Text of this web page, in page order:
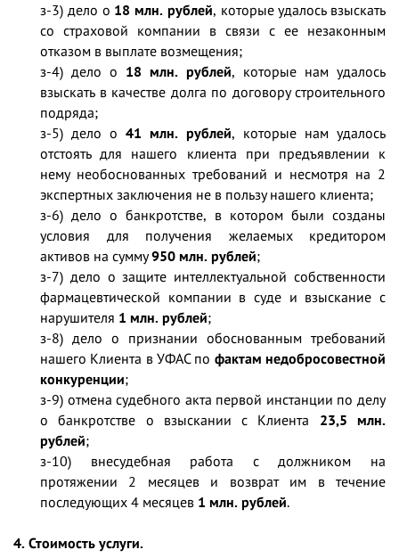
з-3) дело о 18 млн. рублей, которые удалось взыскать
со страховой компании в связи с ее незаконным
отказом в выплате возмещения;
з-4) дело о 18 млн. рублей, которые нам удалось
взыскать в качестве долга по договору строительного
подряда;
з-5) дело о 41 млн. рублей, которые нам удалось
отстоять для нашего клиента при предъявлении к
нему необоснованных требований и несмотря на 2
экспертных заключения не в пользу нашего клиента;
з-6) дело о банкротстве, в котором были созданы
условия для получения желаемых кредитором
активов на сумму950 млн. рублей;
з-7) дело о защите интеллектуальной собственности
фармацевтической компании в суде и взыскание с
нарушителя 1 млн. рублей;
з-8) дело о признании обоснованным требований
нашего Клиента в УФАС по фактам недобросовестной
конкуренции;
з-9) отмена судебного акта первой инстанции по делу
о банкротстве о взыскании с Клиента 23,5 млн.
рублей;
з-10) внесудебная работа с должником на
протяжении 2 месяцев и возврат им в течение
последующих 4 месяцев 1 млн. рублей.
4. Стоимость услуги.